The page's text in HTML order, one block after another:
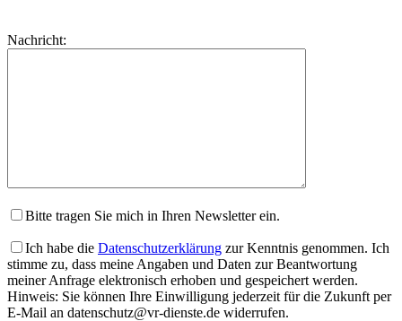
dieses
lasse
Nachricht:
Bitte tragen Sie mich in Ihren Newsletter ein.
Ich habe die Datenschutzerklärung zur Kenntnis genommen. Ich
stimme zu, dass meine Angaben und Daten zur Beantwortung
meiner Anfrage elektronisch erhoben und gespeichert werden.
Hinweis: Sie können Ihre Einwilligung jederzeit für die Zukunft per
E-Mail an datenschutz@vr-dienste.de widerrufen.